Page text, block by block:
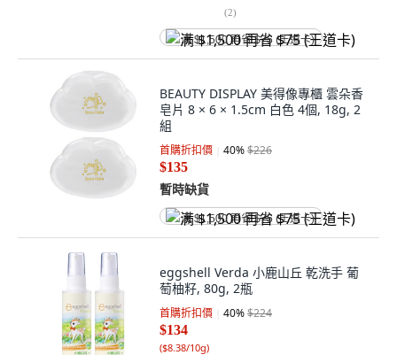
(2)
满 $1,500 再省 $75 (王道卡)
BEAUTY DISPLAY 美得像專櫃 雲朵香
皂片 8 × 6 × 1.5cm 白色 4個, 18g, 2
組
首購折扣價 40%$226
$135
暫時缺貨
满 $1,500 再省 $75 (王道卡)
eggshell Verda 小鹿山丘 乾洗手 葡
萄柚籽, 80g, 2瓶
首購折扣價 40%$224
$134
($8.38/10g)